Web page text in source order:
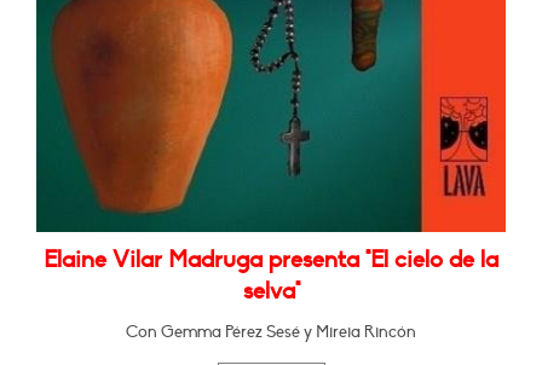
Elaine Vilar Madruga presenta "El cielo de la
selva"
Con Gemma Pérez Sesé y Mireia Rincón